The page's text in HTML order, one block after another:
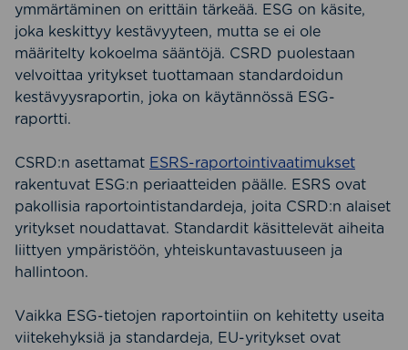
ymmärtäminen on erittäin tärkeää. ESG on käsite,
joka keskittyy kestävyyteen, mutta se ei ole
määritelty kokoelma sääntöjä. CSRD puolestaan
velvoittaa yritykset tuottamaan standardoidun
kestävyysraportin, joka on käytännössä ESG-
raportti.
CSRD:n asettamat ESRS-raportointivaatimukset
rakentuvat ESG:n periaatteiden päälle. ESRS ovat
pakollisia raportointistandardeja, joita CSRD:n alaiset
yritykset noudattavat. Standardit käsittelevät aiheita
liittyen ympäristöön, yhteiskuntavastuuseen ja
hallintoon.
Vaikka ESG-tietojen raportointiin on kehitetty useita
viitekehyksiä ja standardeja, EU-yritykset ovat